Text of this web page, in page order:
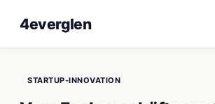
4everglen
STARTUP-INNOVATION